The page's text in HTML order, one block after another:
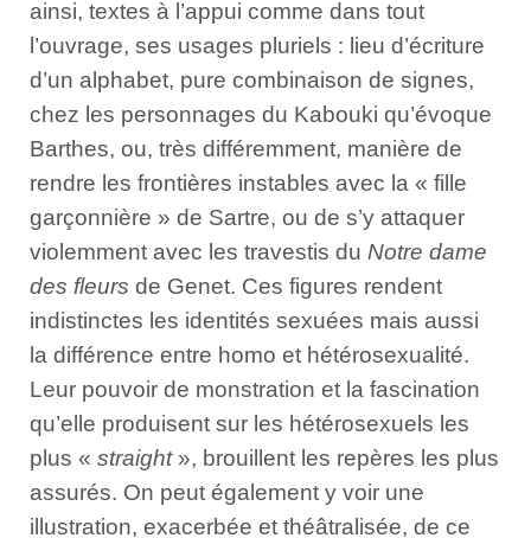
ainsi, textes à l’appui comme dans tout
l’ouvrage, ses usages pluriels : lieu d’écriture
d’un alphabet, pure combinaison de signes,
chez les personnages du Kabouki qu’évoque
Barthes, ou, très différemment, manière de
rendre les frontières instables avec la « fille
garçonnière » de Sartre, ou de s’y attaquer
violemment avec les travestis du Notre dame
des fleurs de Genet. Ces figures rendent
indistinctes les identités sexuées mais aussi
la différence entre homo et hétérosexualité.
Leur pouvoir de monstration et la fascination
qu’elle produisent sur les hétérosexuels les
plus « straight», brouillent les repères les plus
assurés. On peut également y voir une
illustration, exacerbée et théâtralisée, de ce